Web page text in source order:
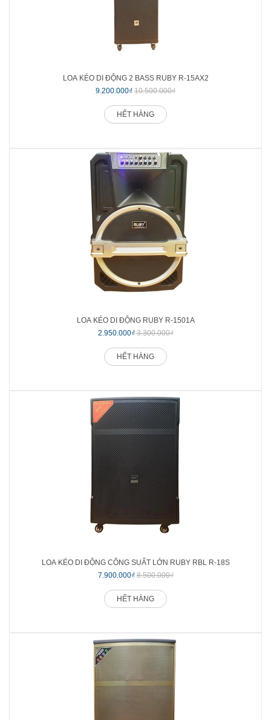
LOA KÉO DI ĐỘNG 2 BASS RUBY R-15AX2
9.200.000₫ 10.500.000₫
HẾT HÀNG
LOA KÉO DI ĐỘNG RUBY R-1501A
2.950.000₫ 3.300.000₫
HẾT HÀNG
LOA KÉO DI ĐỘNG CÔNG SUẤT LỚN RUBY RBL R-18S
7.900.000₫ 8.500.000₫
HẾT HÀNG